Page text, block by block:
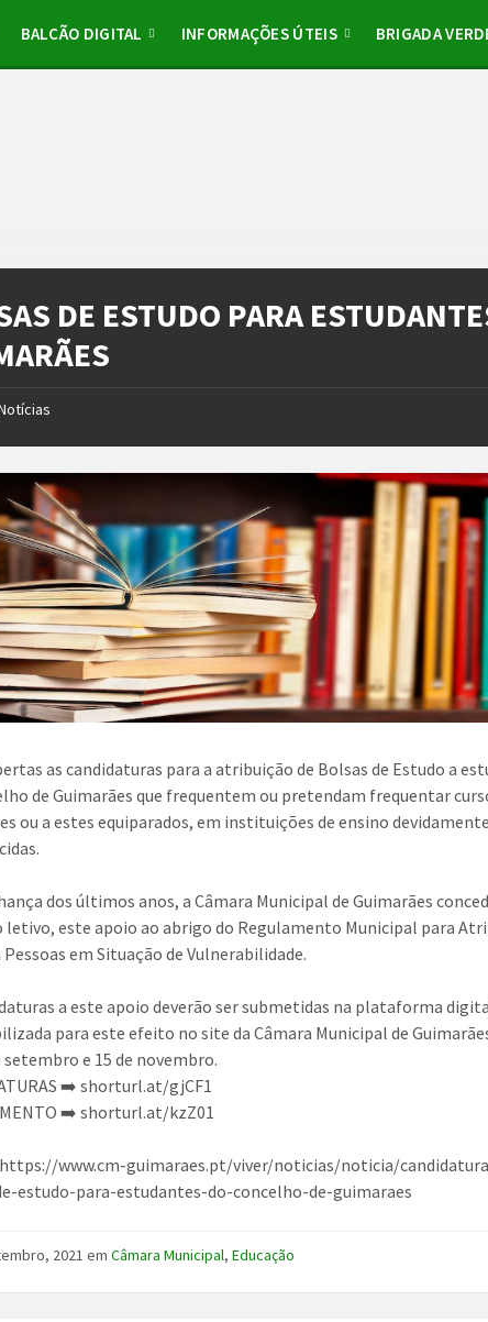
BALCÃO DIGITAL INFORMAÇÕES ÚTEIS BRIGADA
DE ESTUDO PARA
as candidaturas para a atribuição de Bolsas de Estudo a
de Guimarães que frequentem ou pretendam frequentar
ou a estes equiparados, em instituições de ensino devidamente
dos últimos anos, a Câmara Municipal de Guimarães
letivo, este apoio ao abrigo do Regulamento Municipal para
Pessoas em Situação de Vulnerabilidade.
a este apoio deverão ser submetidas na plataforma
para este efeito no site da Câmara Municipal de
setembro e 15 de novembro.
➡️ shorturl.at/gjCF1
➡️ shorturl.at/kzZ01
https://www.cm-guimaraes.pt/viver/noticias/noticia/
estudo-para-estudantes-do-concelho-de-guimaraes
2021emCâmara Municipal,Educação